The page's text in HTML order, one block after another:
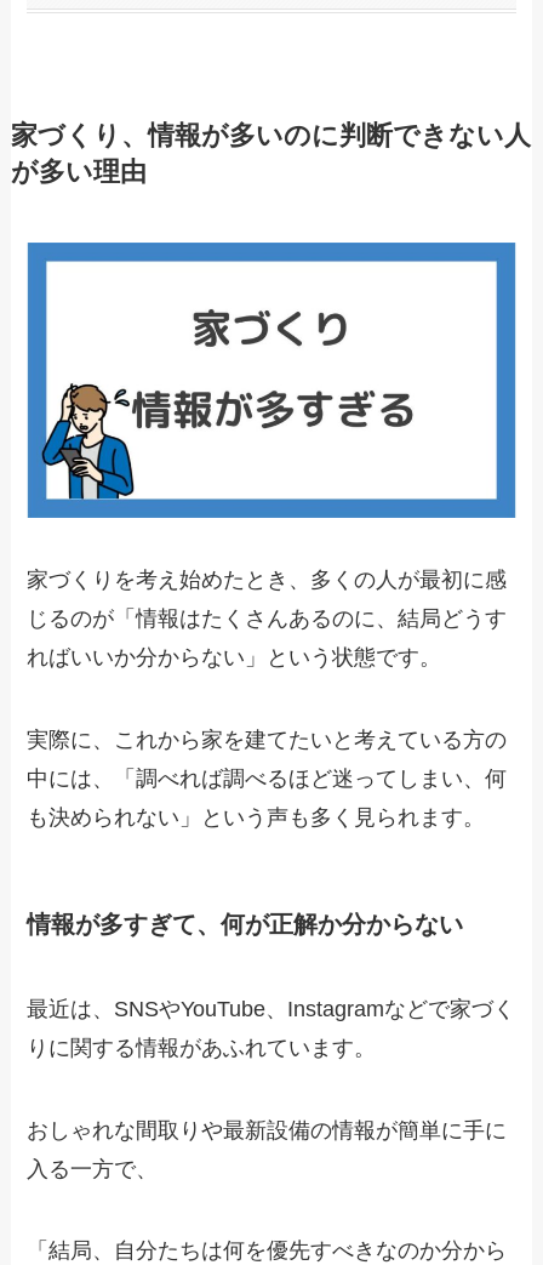
家づくり、情報が多いのに判断できない人
が多い理由
家づくりを考え始めたとき、多くの人が最初に感
じるのが「情報はたくさんあるのに、結局どうす
ればいいか分からない」という状態です。
実際に、これから家を建てたいと考えている方の
中には、「調べれば調べるほど迷ってしまい、何
も決められない」という声も多く見られます。
情報が多すぎて、何が正解か分からない
最近は、SNSやYouTube、Instagramなどで家づく
りに関する情報があふれています。
おしゃれな間取りや最新設備の情報が簡単に手に
入る一方で、
「結局、自分たちは何を優先すべきなのか分から